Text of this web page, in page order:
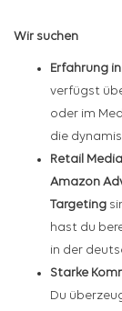
Wir suchen
Erfahrung
verfügst
oder im
die
Retail
Amazon
Targeting
hast du
in der
Starke
Du